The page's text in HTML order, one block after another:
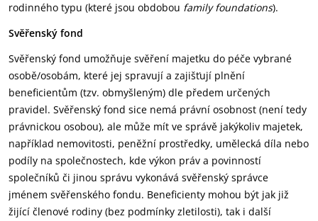
rodinného typu (které jsou obdobou family foundations).
Svěřenský fond
Svěřenský fond umožňuje svěření majetku do péče vybrané
osobě/osobám, které jej spravují a zajišťují plnění
beneficientům (tzv. obmyšleným) dle předem určených
pravidel. Svěřenský fond sice nemá právní osobnost (není tedy
právnickou osobou), ale může mít ve správě jakýkoliv majetek,
například nemovitosti, peněžní prostředky, umělecká díla nebo
podíly na společnostech, kde výkon práv a povinností
společníků či jinou správu vykonává svěřenský správce
jménem svěřenského fondu. Beneficienty mohou být jak již
žijící členové rodiny (bez podmínky zletilosti), tak i další